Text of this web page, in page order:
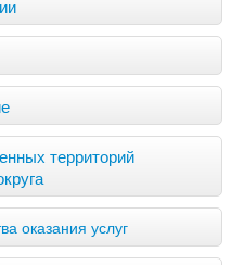
территорий
оказания услуг